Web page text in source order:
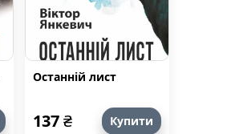
Останній лист
137₴ Купити